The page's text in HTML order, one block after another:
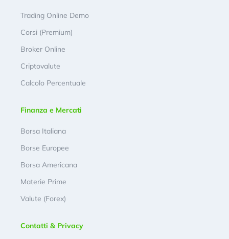
Trading Online Demo
Corsi (Premium)
Broker Online
Criptovalute
Calcolo Percentuale
Finanza e Mercati
Borsa Italiana
Borse Europee
Borsa Americana
Materie Prime
Valute (Forex)
Contatti & Privacy